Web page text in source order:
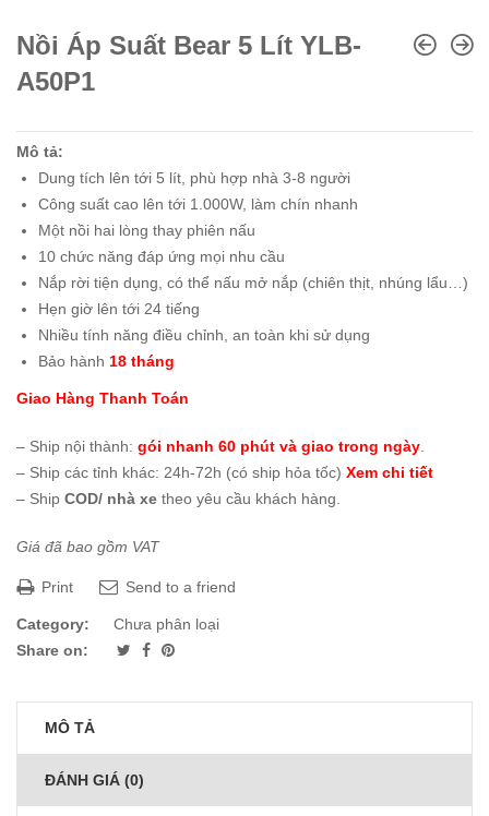
Nồi Áp Suất Bear 5 Lít YLB-
A50P1
Mô tả:
Dung tích lên tới 5 lít, phù hợp nhà 3-8 người
Công suất cao lên tới 1.000W, làm chín nhanh
Một nồi hai lòng thay phiên nấu
10 chức năng đáp ứng mọi nhu cầu
Nắp rời tiện dụng, có thể nấu mở nắp (chiên thịt, nhúng lẩu…)
Hẹn giờ lên tới 24 tiếng
Nhiều tính năng điều chỉnh, an toàn khi sử dụng
Bảo hành 18 tháng
Giao Hàng Thanh Toán
– Ship nội thành: gói nhanh 60 phút và giao trong ngày
– Ship các tỉnh khác: 24h-72h (có ship hỏa tốc) Xem chi tiết
– Ship COD/ nhà xe theo yêu cầu khách hàng.
Giá đã bao gồm VAT
Print Send to a friend
Category:
Chưa phân loại
Share on:
MÔ TẢ
ĐÁNH GIÁ (0)